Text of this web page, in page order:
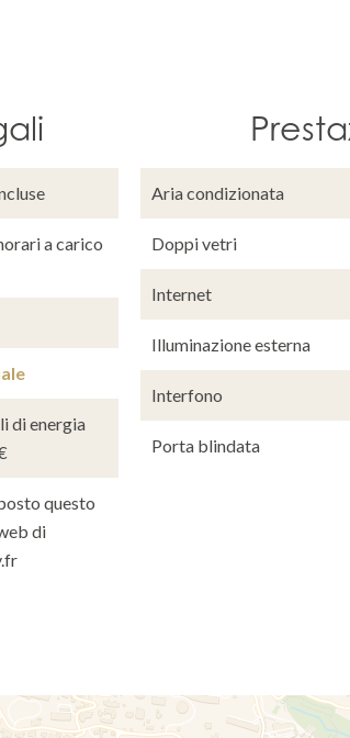
a carico
di energia
questo
di
Aria condizionata
Doppi vetri
Internet
Illuminazione esterna
Interfono
Porta blindata